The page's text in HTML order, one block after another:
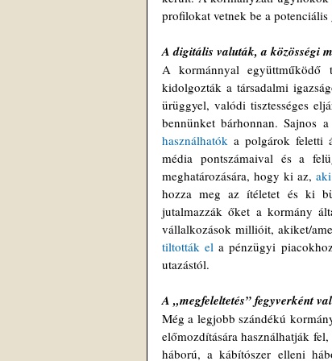
profilokat vetnek be a potenciális
A digitális valuták, a közösségi
A kormánnyal együttműködő
kidolgozták a társadalmi
ürüggyel, valódi tisztességes
bennünket bárhonnan. Sajnos
használhatók a polgárok feletti
média pontszámaival és a
meghatározására, hogy ki az,
hozza meg az ítéletet és ki
jutalmazzák őket a kormány
tiltották el a pénzügyi
utazástól.
A „megfeleltetés” fegyverként
Még a legjobb szándékú
előmozdítására használhatják
háború, a kábítószer elleni